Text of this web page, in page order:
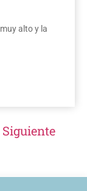
alto y la
Siguiente